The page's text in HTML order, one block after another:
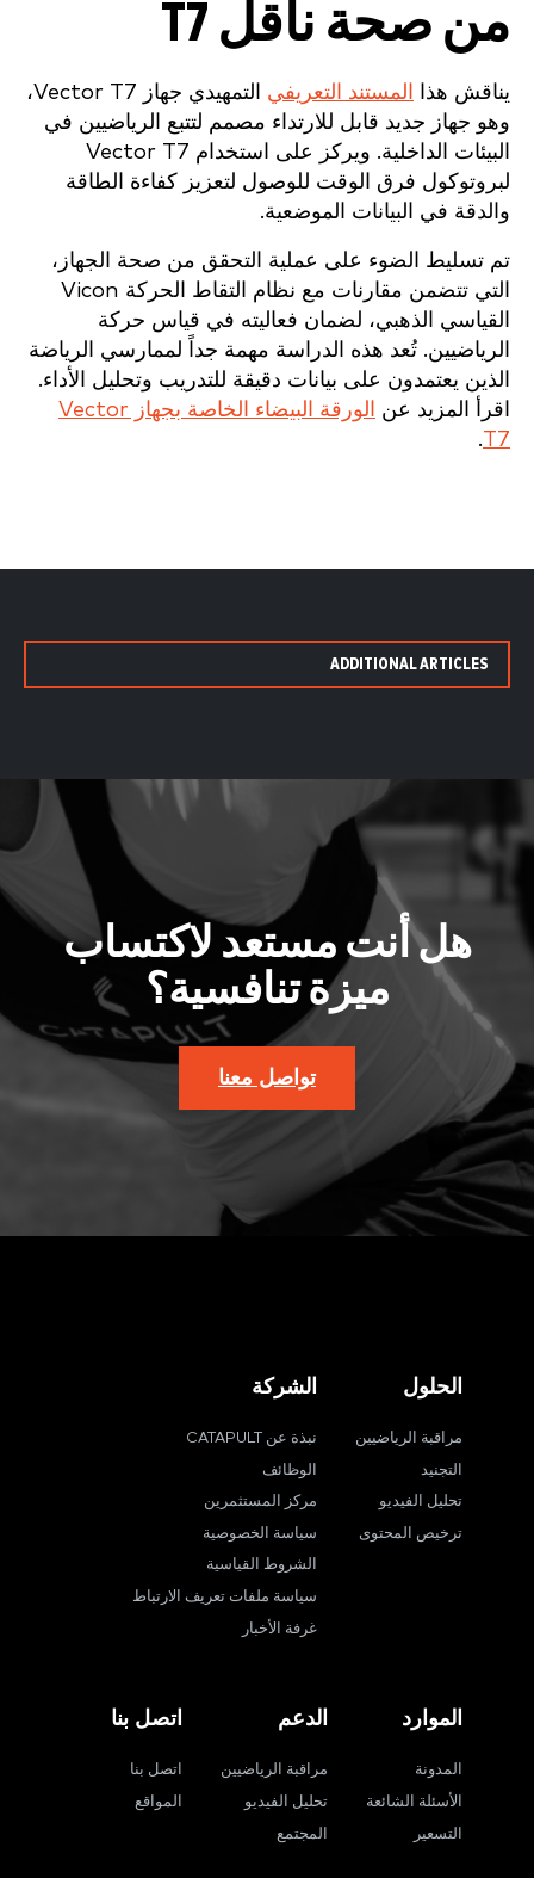
من صحة ناقل T7
يناقش هذا المستند التعريفي
التمهيدي جهاز Vector T7،
وهو جهاز جديد قابل للارتداء مصمم لتتبع الرياضيين في
البيئات الداخلية. ويركز على استخدام Vector T7
لبروتوكول فرق الوقت للوصول لتعزيز كفاءة الطاقة
والدقة في البيانات الموضعية.
تم تسليط الضوء على عملية التحقق من صحة الجهاز،
التي تتضمن مقارنات مع نظام التقاط الحركة Vicon
القياسي الذهبي، لضمان فعاليته في قياس حركة
الرياضيين. تُعد هذه الدراسة مهمة جداً لممارسي الرياضة
الذين يعتمدون على بيانات دقيقة للتدريب وتحليل الأداء.
اقرأ المزيد عن
الورقة البيضاء الخاصة بجهاز Vector
T7
.
ADDITIONAL ARTICLES
هل أنت مستعد لاكتساب
ميزة تنافسية؟
تواصل معنا
الحلول
مراقبة الرياضيين
التجنيد
تحليل الفيديو
ترخيص المحتوى
الشركة
نبذة عن CATAPULT
الوظائف
مركز المستثمرين
سياسة الخصوصية
الشروط القياسية
سياسة ملفات تعريف الارتباط
غرفة الأخبار
الموارد
المدونة
الأسئلة الشائعة
التسعير
الدعم
مراقبة الرياضيين
تحليل الفيديو
المجتمع
اتصل بنا
اتصل بنا
المواقع